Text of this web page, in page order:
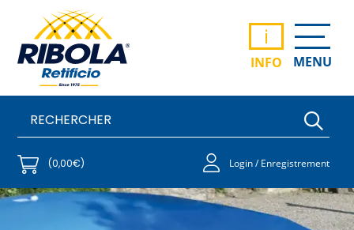
i
INFO MENU
(0,00€) Login / Enregistrement